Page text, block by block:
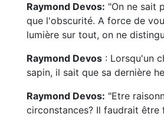
Raymond Devos: "On ne sait
que l'obscurité. A force de
lumière sur tout, on ne
Raymond Devos : Lorsqu'un
sapin, il sait que sa dernière
Raymond Devos: "Etre
circonstances? Il faudrait être